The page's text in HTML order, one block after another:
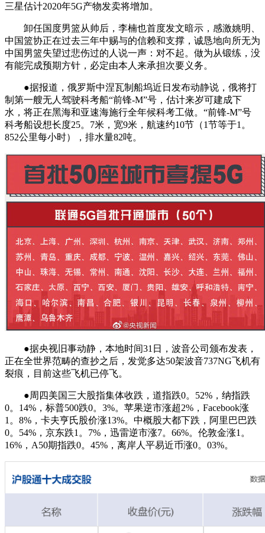
三星估计2020年5G产物发卖将增加。
卸任国度男篮从帅后，李楠也首度发文暗示，感激姚明、
中国篮协正在过去三年中赐与的信赖和支撑，诚恳地向所无为
中国男篮失望过悲伤过的人说一声：对不起。做为从锻练，没
有能完成预期方针，必定由本人来承担次要义务。
●据报道，俄罗斯中涅瓦制船坞近日发布动静说，俄将打
制第一艘无人驾驶科考船“前锋-M”号，估计来岁可建成下
水，将正在黑海和亚速海施行全年候科考工做。“前锋-M”号
科考船设想长度25。7米，宽9米，航速约10节（1节等于1。
852公里每小时），排水量82吨。
●据央视旧事动静，本地时间31日，波音公司颁布发表，
正在全世界范畴的查抄之后，发觉多达50架波音737NG飞机有
裂痕，目前这些飞机已停飞。
●周四美国三大股指集体收跌，道指跌0。52%，纳指跌
0。14%，标普500跌0。3%。苹果逆市涨超2%，Facebook涨
1。8%，卡夫亨氏股价涨13%。中概股大都下跌，阿里巴巴跌
0。54%，京东跌1。7%，迅雷逆市涨7。66%。伦敦金涨1。
16%，A50期指跌0。45%，离岸人平易近币涨0。03%。